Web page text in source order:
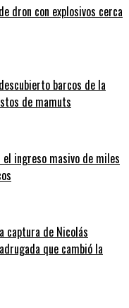
dron con explosivos cerca
barcos de la
de mamuts
ingreso masivo de miles
captura de Nicolás
que cambió la